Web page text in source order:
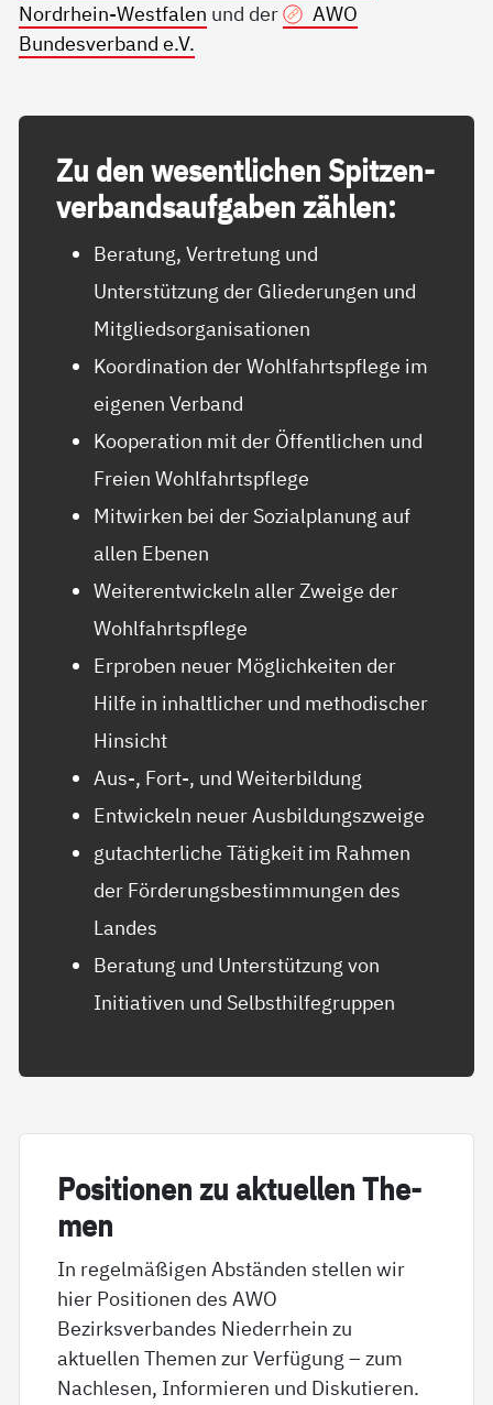
Nordrhein-Westfalen und der
AWO
Bundesverband e.V.
Zu den we­sent­li­chen Spit­zen­
ver­bands­auf­ga­ben zäh­len:
Beratung, Vertretung und
Unterstützung der Gliederungen und
Mitgliedsorganisationen
Koordination der Wohlfahrtspflege im
eigenen Verband
Kooperation mit der Öffentlichen und
Freien Wohlfahrtspflege
Mitwirken bei der Sozialplanung auf
allen Ebenen
Weiterentwickeln aller Zweige der
Wohlfahrtspflege
Erproben neuer Möglichkeiten der
Hilfe in inhaltlicher und methodischer
Hinsicht
Aus-, Fort-, und Weiterbildung
Entwickeln neuer Ausbildungszweige
gutachterliche Tätigkeit im Rahmen
der Förderungsbestimmungen des
Landes
Beratung und Unterstützung von
Initiativen und Selbsthilfegruppen
Po­si­tio­nen zu ak­tu­el­len The­
men
In regelmäßigen Abständen stellen wir
hier Positionen des AWO
Bezirksverbandes Niederrhein zu
aktuellen Themen zur Verfügung – zum
Nachlesen, Informieren und Diskutieren.